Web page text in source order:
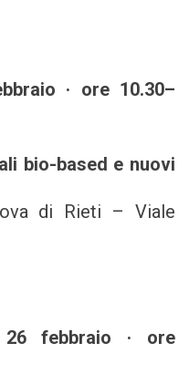
· ore 10.30–
bio-based e nuovi
di Rieti – Viale
febbraio · ore